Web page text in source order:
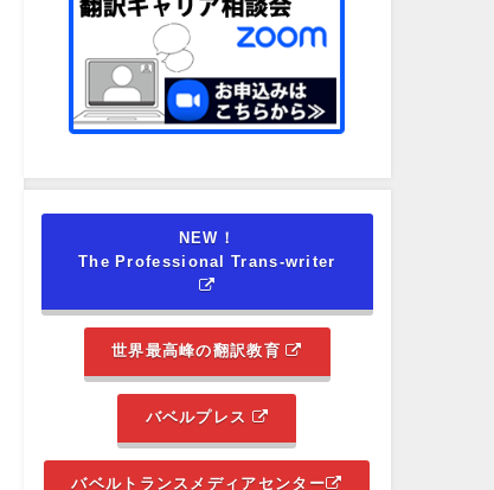
NEW！
The Professional Trans-writer
世界最高峰の翻訳教育
バベルプレス
バベルトランスメディアセンター